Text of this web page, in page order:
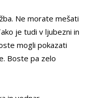
Ne morate mešati
je tudi v ljubezni in
mogli pokazati
Boste pa zelo